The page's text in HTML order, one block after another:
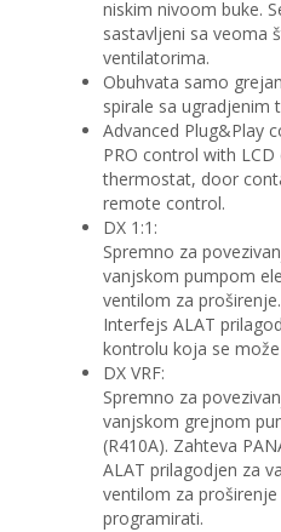
niskim nivoom buke.
sastavljeni sa veoma
ventilatorima.
Obuhvata samo
spirale sa ugradjenim
Advanced Plug&Play
PRO control with
thermostat, door
remote control.
DX 1:1:
Spremno za
vanjskom pumpom
ventilom za
Interfejs ALAT
kontrolu koja se
DX VRF:
Spremno za
vanjskom grejnom
(R410A). Zahteva
ALAT prilagodjen za
ventilom za
programirati.